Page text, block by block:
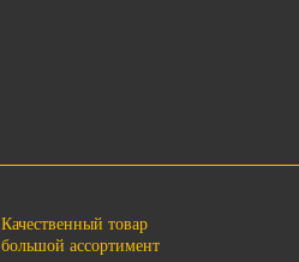
Качественный товар
большой ассортимент